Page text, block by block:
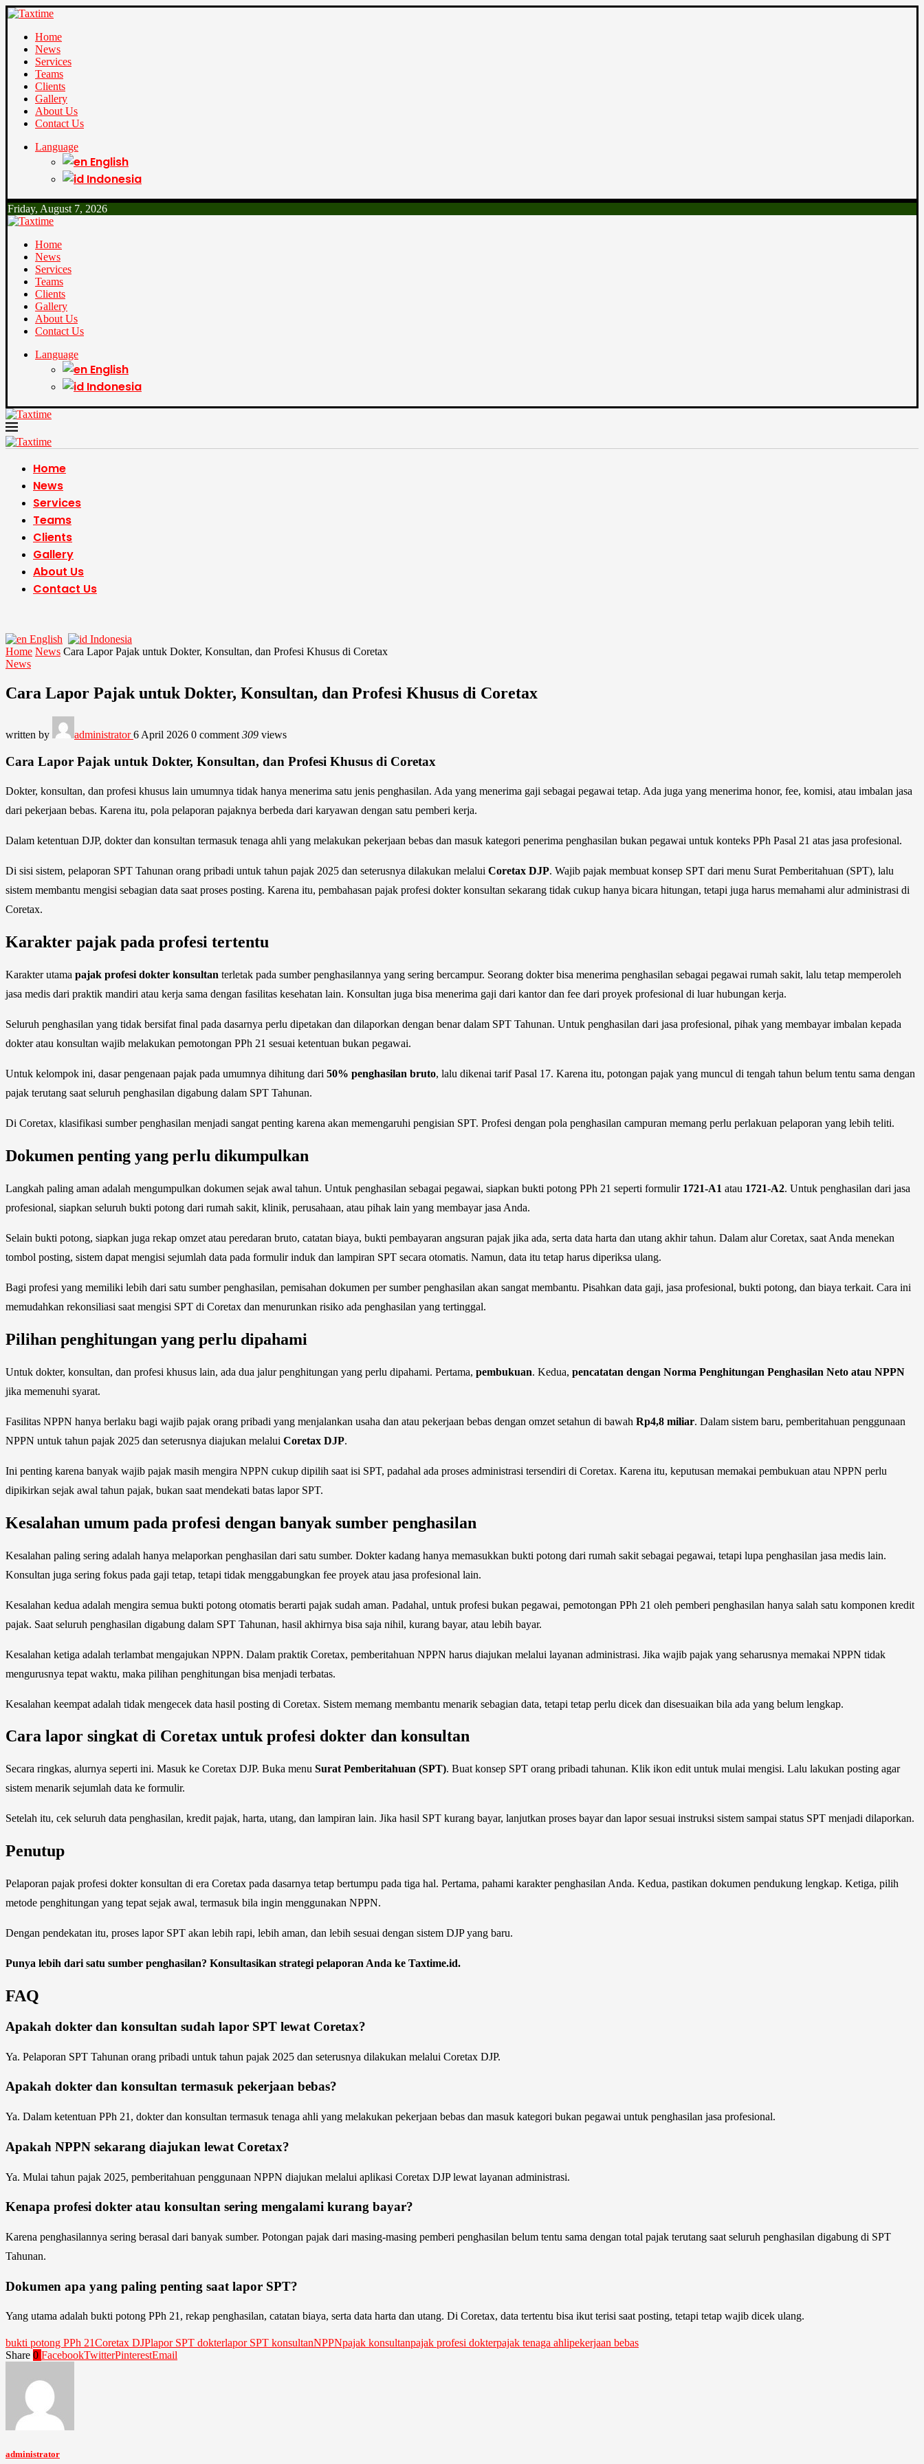
Home
News
Services
Teams
Clients
Gallery
About Us
Contact Us
Language
English
Indonesia
Friday, August 7, 2026
Home
News
Services
Teams
Clients
Gallery
About Us
Contact Us
Language
English
Indonesia
Home
News
Services
Teams
Clients
Gallery
About Us
Contact Us
English
Indonesia
Home News Cara Lapor Pajak untuk Dokter, Konsultan, dan Profesi Khusus di Coretax
News
Cara Lapor Pajak untuk Dokter, Konsultan, dan Profesi Khusus di Coretax
written by administrator6 April 2026 0 comment 309 views
Cara Lapor Pajak untuk Dokter, Konsultan, dan Profesi Khusus di Coretax
Dokter, konsultan, dan profesi khusus lain umumnya tidak hanya menerima satu jenis penghasilan. Ada yang menerima gaji sebagai pegawai tetap. Ada juga yang menerima honor, fee, komisi, atau imbalan jasa
dari pekerjaan bebas. Karena itu, pola pelaporan pajaknya berbeda dari karyawan dengan satu pemberi kerja.
Dalam ketentuan DJP, dokter dan konsultan termasuk tenaga ahli yang melakukan pekerjaan bebas dan masuk kategori penerima penghasilan bukan pegawai untuk konteks PPh Pasal 21 atas jasa profesional.
Di sisi sistem, pelaporan SPT Tahunan orang pribadi untuk tahun pajak 2025 dan seterusnya dilakukan melalui Coretax DJP. Wajib pajak membuat konsep SPT dari menu Surat Pemberitahuan (SPT), lalu
sistem membantu mengisi sebagian data saat proses posting. Karena itu, pembahasan pajak profesi dokter konsultan sekarang tidak cukup hanya bicara hitungan, tetapi juga harus memahami alur administrasi di
Coretax.
Karakter pajak pada profesi tertentu
Karakter utama pajak profesi dokter konsultan terletak pada sumber penghasilannya yang sering bercampur. Seorang dokter bisa menerima penghasilan sebagai pegawai rumah sakit, lalu tetap memperoleh
jasa medis dari praktik mandiri atau kerja sama dengan fasilitas kesehatan lain. Konsultan juga bisa menerima gaji dari kantor dan fee dari proyek profesional di luar hubungan kerja.
Seluruh penghasilan yang tidak bersifat final pada dasarnya perlu dipetakan dan dilaporkan dengan benar dalam SPT Tahunan. Untuk penghasilan dari jasa profesional, pihak yang membayar imbalan kepada
dokter atau konsultan wajib melakukan pemotongan PPh 21 sesuai ketentuan bukan pegawai.
Untuk kelompok ini, dasar pengenaan pajak pada umumnya dihitung dari 50% penghasilan bruto, lalu dikenai tarif Pasal 17. Karena itu, potongan pajak yang muncul di tengah tahun belum tentu sama dengan
pajak terutang saat seluruh penghasilan digabung dalam SPT Tahunan.
Di Coretax, klasifikasi sumber penghasilan menjadi sangat penting karena akan memengaruhi pengisian SPT. Profesi dengan pola penghasilan campuran memang perlu perlakuan pelaporan yang lebih teliti.
Dokumen penting yang perlu dikumpulkan
Langkah paling aman adalah mengumpulkan dokumen sejak awal tahun. Untuk penghasilan sebagai pegawai, siapkan bukti potong PPh 21 seperti formulir 1721-A1 atau 1721-A2. Untuk penghasilan dari jasa
profesional, siapkan seluruh bukti potong dari rumah sakit, klinik, perusahaan, atau pihak lain yang membayar jasa Anda.
Selain bukti potong, siapkan juga rekap omzet atau peredaran bruto, catatan biaya, bukti pembayaran angsuran pajak jika ada, serta data harta dan utang akhir tahun. Dalam alur Coretax, saat Anda menekan
tombol posting, sistem dapat mengisi sejumlah data pada formulir induk dan lampiran SPT secara otomatis. Namun, data itu tetap harus diperiksa ulang.
Bagi profesi yang memiliki lebih dari satu sumber penghasilan, pemisahan dokumen per sumber penghasilan akan sangat membantu. Pisahkan data gaji, jasa profesional, bukti potong, dan biaya terkait. Cara ini
memudahkan rekonsiliasi saat mengisi SPT di Coretax dan menurunkan risiko ada penghasilan yang tertinggal.
Pilihan penghitungan yang perlu dipahami
Untuk dokter, konsultan, dan profesi khusus lain, ada dua jalur penghitungan yang perlu dipahami. Pertama, pembukuan. Kedua, pencatatan dengan Norma Penghitungan Penghasilan Neto atau NPPN
jika memenuhi syarat.
Fasilitas NPPN hanya berlaku bagi wajib pajak orang pribadi yang menjalankan usaha dan atau pekerjaan bebas dengan omzet setahun di bawah Rp4,8 miliar. Dalam sistem baru, pemberitahuan penggunaan
NPPN untuk tahun pajak 2025 dan seterusnya diajukan melalui Coretax DJP.
Ini penting karena banyak wajib pajak masih mengira NPPN cukup dipilih saat isi SPT, padahal ada proses administrasi tersendiri di Coretax. Karena itu, keputusan memakai pembukuan atau NPPN perlu
dipikirkan sejak awal tahun pajak, bukan saat mendekati batas lapor SPT.
Kesalahan umum pada profesi dengan banyak sumber penghasilan
Kesalahan paling sering adalah hanya melaporkan penghasilan dari satu sumber. Dokter kadang hanya memasukkan bukti potong dari rumah sakit sebagai pegawai, tetapi lupa penghasilan jasa medis lain.
Konsultan juga sering fokus pada gaji tetap, tetapi tidak menggabungkan fee proyek atau jasa profesional lain.
Kesalahan kedua adalah mengira semua bukti potong otomatis berarti pajak sudah aman. Padahal, untuk profesi bukan pegawai, pemotongan PPh 21 oleh pemberi penghasilan hanya salah satu komponen kredit
pajak. Saat seluruh penghasilan digabung dalam SPT Tahunan, hasil akhirnya bisa saja nihil, kurang bayar, atau lebih bayar.
Kesalahan ketiga adalah terlambat mengajukan NPPN. Dalam praktik Coretax, pemberitahuan NPPN harus diajukan melalui layanan administrasi. Jika wajib pajak yang seharusnya memakai NPPN tidak
mengurusnya tepat waktu, maka pilihan penghitungan bisa menjadi terbatas.
Kesalahan keempat adalah tidak mengecek data hasil posting di Coretax. Sistem memang membantu menarik sebagian data, tetapi tetap perlu dicek dan disesuaikan bila ada yang belum lengkap.
Cara lapor singkat di Coretax untuk profesi dokter dan konsultan
Secara ringkas, alurnya seperti ini. Masuk ke Coretax DJP. Buka menu Surat Pemberitahuan (SPT). Buat konsep SPT orang pribadi tahunan. Klik ikon edit untuk mulai mengisi. Lalu lakukan posting agar
sistem menarik sejumlah data ke formulir.
Setelah itu, cek seluruh data penghasilan, kredit pajak, harta, utang, dan lampiran lain. Jika hasil SPT kurang bayar, lanjutkan proses bayar dan lapor sesuai instruksi sistem sampai status SPT menjadi dilaporkan.
Penutup
Pelaporan pajak profesi dokter konsultan di era Coretax pada dasarnya tetap bertumpu pada tiga hal. Pertama, pahami karakter penghasilan Anda. Kedua, pastikan dokumen pendukung lengkap. Ketiga, pilih
metode penghitungan yang tepat sejak awal, termasuk bila ingin menggunakan NPPN.
Dengan pendekatan itu, proses lapor SPT akan lebih rapi, lebih aman, dan lebih sesuai dengan sistem DJP yang baru.
Punya lebih dari satu sumber penghasilan? Konsultasikan strategi pelaporan Anda ke Taxtime.id.
FAQ
Apakah dokter dan konsultan sudah lapor SPT lewat Coretax?
Ya. Pelaporan SPT Tahunan orang pribadi untuk tahun pajak 2025 dan seterusnya dilakukan melalui Coretax DJP.
Apakah dokter dan konsultan termasuk pekerjaan bebas?
Ya. Dalam ketentuan PPh 21, dokter dan konsultan termasuk tenaga ahli yang melakukan pekerjaan bebas dan masuk kategori bukan pegawai untuk penghasilan jasa profesional.
Apakah NPPN sekarang diajukan lewat Coretax?
Ya. Mulai tahun pajak 2025, pemberitahuan penggunaan NPPN diajukan melalui aplikasi Coretax DJP lewat layanan administrasi.
Kenapa profesi dokter atau konsultan sering mengalami kurang bayar?
Karena penghasilannya sering berasal dari banyak sumber. Potongan pajak dari masing-masing pemberi penghasilan belum tentu sama dengan total pajak terutang saat seluruh penghasilan digabung di SPT
Tahunan.
Dokumen apa yang paling penting saat lapor SPT?
Yang utama adalah bukti potong PPh 21, rekap penghasilan, catatan biaya, serta data harta dan utang. Di Coretax, data tertentu bisa ikut terisi saat posting, tetapi tetap wajib dicek ulang.
bukti potong PPh 21Coretax DJPlapor SPT dokterlapor SPT konsultanNPPNpajak konsultanpajak profesi dokterpajak tenaga ahlipekerjaan bebas
Share 0 FacebookTwitterPinterestEmail
administrator